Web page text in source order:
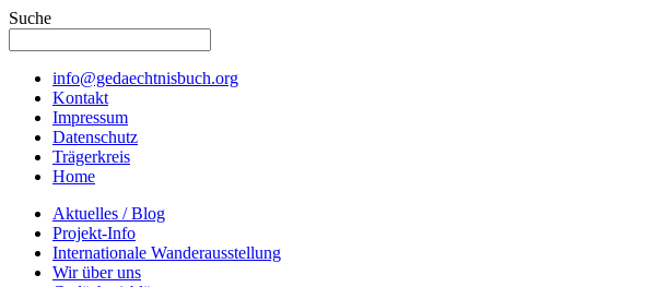
Suche
info@gedaechtnisbuch.org
Kontakt
Impressum
Datenschutz
Trägerkreis
Home
Aktuelles / Blog
Projekt-Info
Internationale Wanderausstellung
Wir über uns